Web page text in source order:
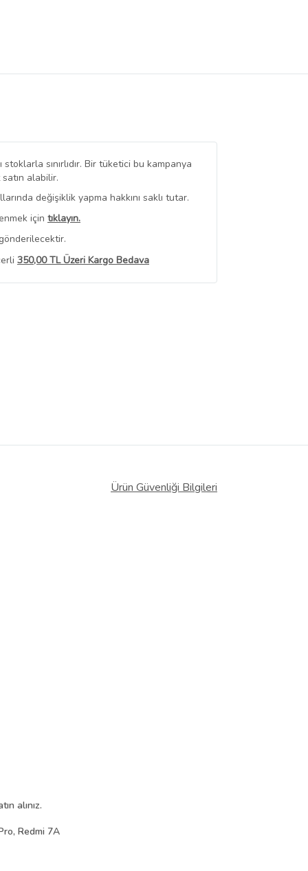
stoklarla sınırlıdır. Bir tüketici bu kampanya
alabilir.
değişiklik yapma hakkını saklı tutar.
için tıklayın.
350,00 TL Üzeri Kargo Bedava
Ürün Güvenliği Bilgileri
alınız.
Redmi 7A